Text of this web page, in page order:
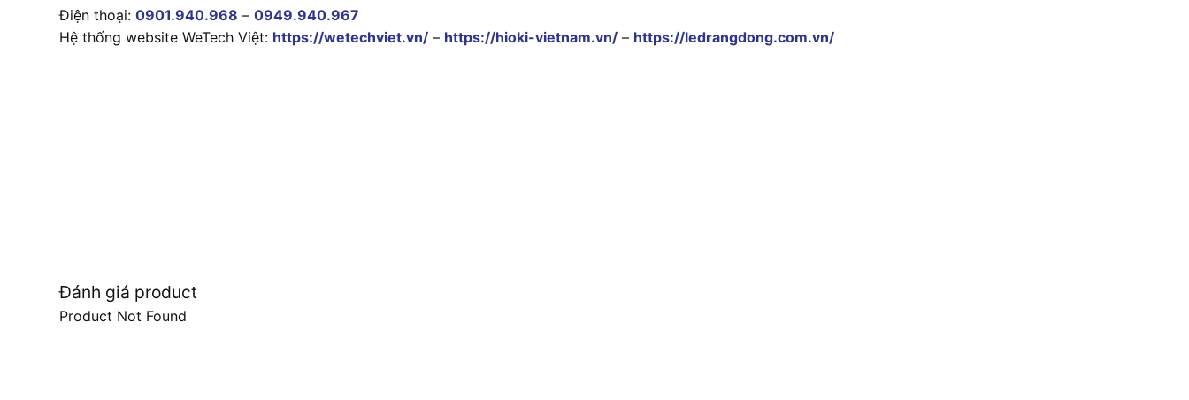
Điện thoại: 0901.940.968 – 0949.940.967
Hệ thống website WeTech Việt: https://wetechviet.vn/ – https://hioki-vietnam.vn/ – https://ledrangdong.com.vn/
Đánh giá product
Product Not Found